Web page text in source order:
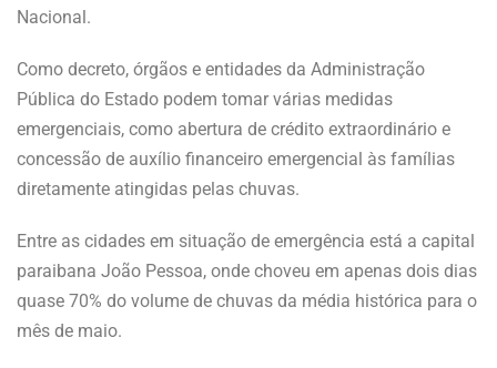
Nacional.
Como decreto, órgãos e entidades da Administração
Pública do Estado podem tomar várias medidas
emergenciais, como abertura de crédito extraordinário e
concessão de auxílio financeiro emergencial às famílias
diretamente atingidas pelas chuvas.
Entre as cidades em situação de emergência está a capital
paraibana João Pessoa, onde choveu em apenas dois dias
quase 70% do volume de chuvas da média histórica para o
mês de maio.